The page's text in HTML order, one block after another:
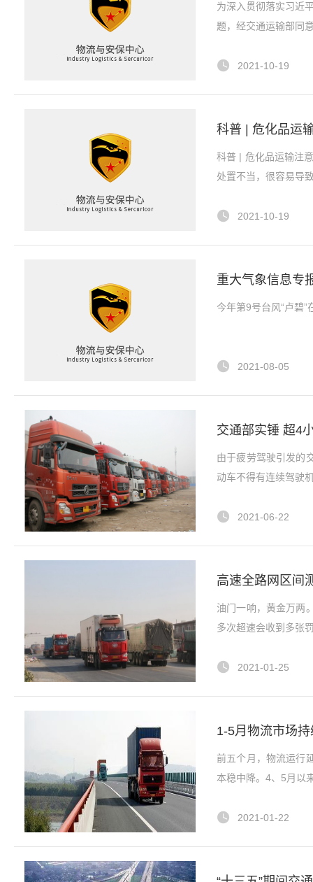
为深入贯彻落实习近
题，经交通运输部同
2021-10-19
科普 | 危化品运
科普 | 危化品运输注
处置不当，很容易导
2021-10-19
重大气象信息专
今年第9号台风“卢碧
2021-08-05
交通部实锤 超4
由于疲劳驾驶引发的
动车不得有连续驾驶
2021-06-22
高速全路网区间
油门一响，黄金万两
多次超速会收到多张
2021-01-25
1-5月物流市场
前五个月，物流运行
本稳中降。4、5月以
2021-01-22